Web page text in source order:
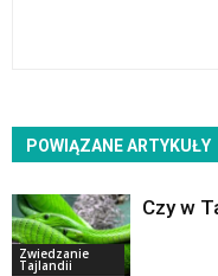
POWIĄZANE ARTYKUŁY
Zwiedzanie
Tajlandii
Czy w